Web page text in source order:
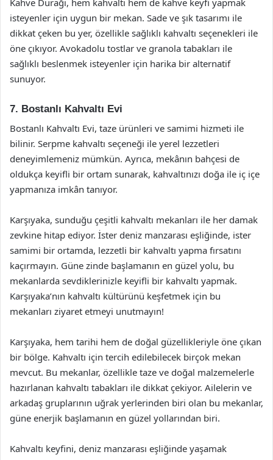
isteyenler için uygun bir mekan. Sade ve şık tasarımı ile
dikkat çeken bu yer, özellikle sağlıklı kahvaltı seçenekleri ile
öne çıkıyor. Avokadolu tostlar ve granola tabakları ile
sağlıklı beslenmek isteyenler için harika bir alternatif
sunuyor.
7. Bostanlı Kahvaltı Evi
Bostanlı Kahvaltı Evi, taze ürünleri ve samimi hizmeti ile
bilinir. Serpme kahvaltı seçeneği ile yerel lezzetleri
deneyimlemeniz mümkün. Ayrıca, mekânın bahçesi de
oldukça keyifli bir ortam sunarak, kahvaltınızı doğa ile iç içe
yapmanıza imkân tanıyor.
Karşıyaka, sunduğu çeşitli kahvaltı mekanları ile her damak
zevkine hitap ediyor. İster deniz manzarası eşliğinde, ister
samimi bir ortamda, lezzetli bir kahvaltı yapma fırsatını
kaçırmayın. Güne zinde başlamanın en güzel yolu, bu
mekanlarda sevdiklerinizle keyifli bir kahvaltı yapmak.
Karşıyaka’nın kahvaltı kültürünü keşfetmek için bu
mekanları ziyaret etmeyi unutmayın!
Karşıyaka, hem tarihi hem de doğal güzellikleriyle öne çıkan
bir bölge. Kahvaltı için tercih edilebilecek birçok mekan
mevcut. Bu mekanlar, özellikle taze ve doğal malzemelerle
hazırlanan kahvaltı tabakları ile dikkat çekiyor. Ailelerin ve
arkadaş gruplarının uğrak yerlerinden biri olan bu mekanlar,
güne enerjik başlamanın en güzel yollarından biri.
Kahvaltı keyfini, deniz manzarası eşliğinde yaşamak